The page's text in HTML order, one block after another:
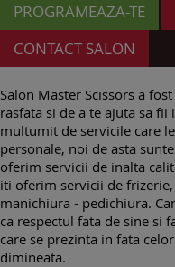
PROGRAMEAZA-TE
CONTACT SALON
Salon Master Scissors a
rasfata si de a te ajuta sa
multumit de servicile care
personale, noi de asta
oferim servicii de inalta
iti oferim servicii de
manichiura - pedichiura.
ca respectul fata de sine si
care se prezinta in fata
dimineata.